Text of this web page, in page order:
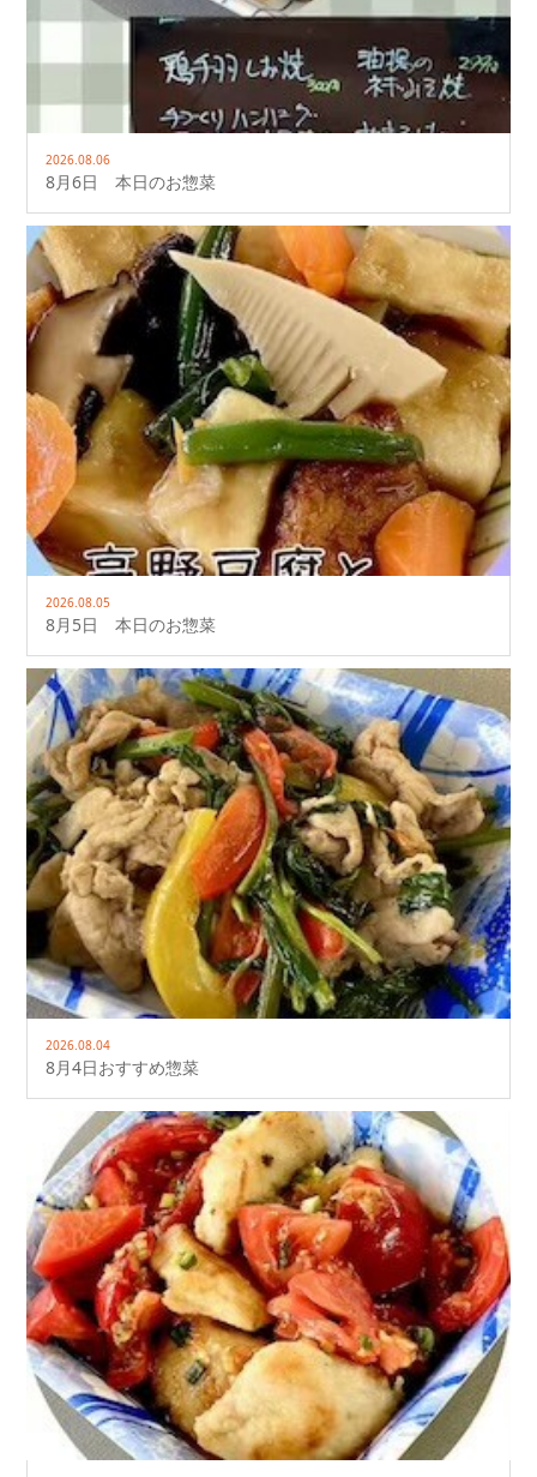
2026.08.06
8月6日 本日のお惣菜
2026.08.05
8月5日 本日のお惣菜
2026.08.04
8月4日おすすめ惣菜